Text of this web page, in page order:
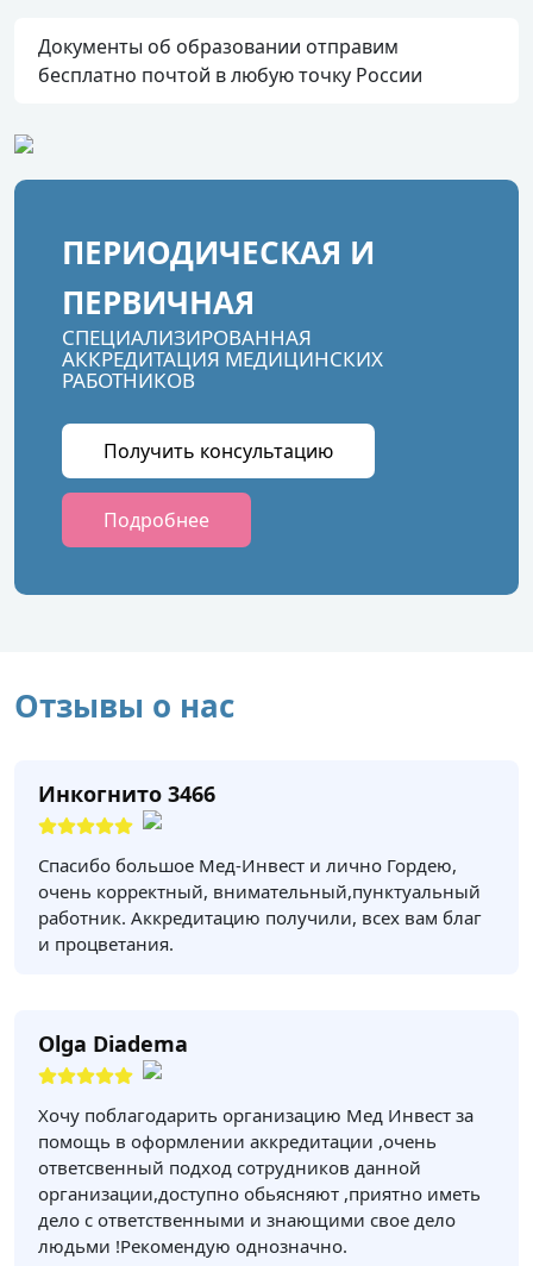
Документы об образовании отправим
бесплатно почтой в любую точку России
ПЕРИОДИЧЕСКАЯ И
ПЕРВИЧНАЯ
СПЕЦИАЛИЗИРОВАННАЯ
АККРЕДИТАЦИЯ МЕДИЦИНСКИХ
РАБОТНИКОВ
Получить консультацию
Подробнее
Отзывы о нас
Инкогнито 3466
Спасибо большое Мед-Инвест и лично Гордею,
очень корректный, внимательный,пунктуальный
работник. Аккредитацию получили, всех вам благ
и процветания.
Olga Diadema
Хочу поблагодарить организацию Мед Инвест за
помощь в оформлении аккредитации ,очень
ответсвенный подход сотрудников данной
организации,доступно обьясняют ,приятно иметь
дело с ответственными и знающими свое дело
людьми !Рекомендую однозначно.